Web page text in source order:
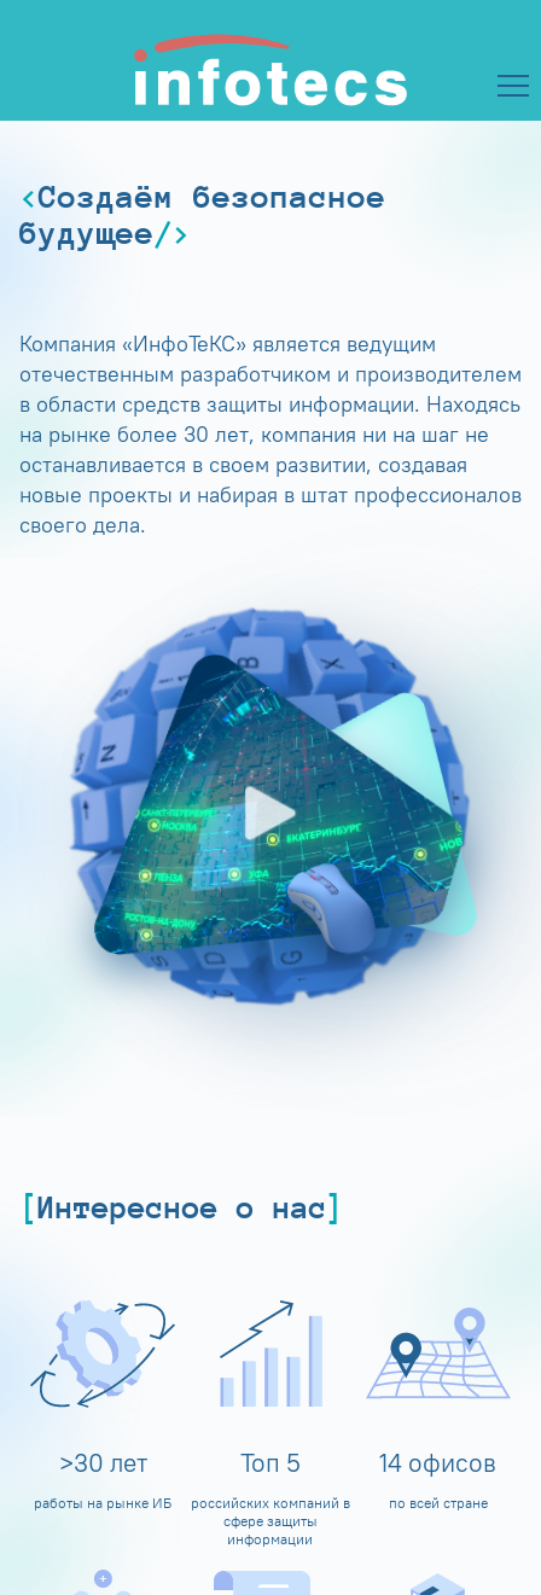
Создаём безопасное
будущее
Компания «ИнфоТеКС» является ведущим
отечественным разработчиком и производителем
в области средств защиты информации. Находясь
на рынке более 30 лет, компания ни на шаг не
останавливается в своем развитии, создавая
новые проекты и набирая в штат профессионалов
своего дела.
Интересное о нас
>30 лет
работы на рынке ИБ
Топ 5
российских компаний в
сфере защиты
информации
14 офисов
по всей стране